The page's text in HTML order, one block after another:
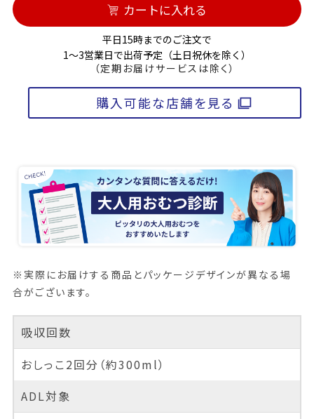
カートに入れる
平日15時までのご注文で
1～3営業日で出荷予定（土日祝休を除く）
（定期お届けサービスは除く）
購入可能な店舗を見る
※実際にお届けする商品とパッケージデザインが異なる場
合がございます。
吸収回数
おしっこ2回分（約300ml）
ADL対象